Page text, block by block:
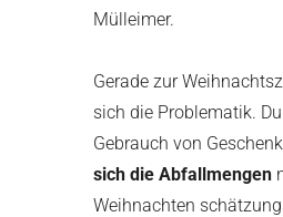
Mülleimer.
Gerade zur
sich die Problematik.
Gebrauch von
sich die Abfallmengen
Weihnachten